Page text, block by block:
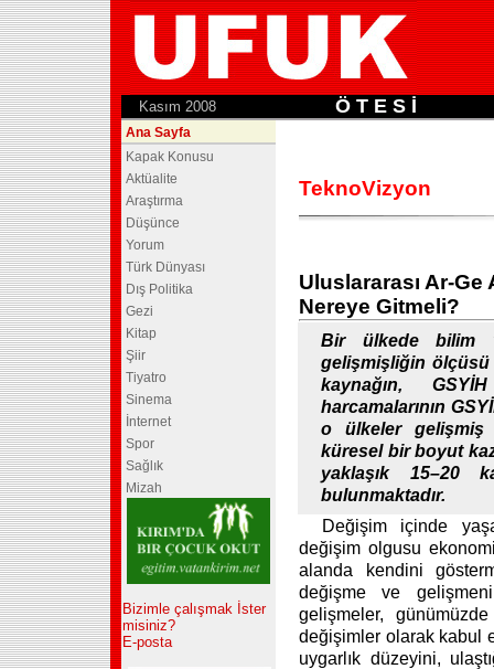
Kasım 2008 Ö T E S İ
Ana Sayfa
Kapak Konusu
Aktüalite
Araştırma
Düşünce
Yorum
Türk Dünyası
Dış Politika
Gezi
Kitap
Şiir
Tiyatro
Sinema
İnternet
Spor
Sağlık
Mizah
Bizimle çalışmak İster
misiniz?
E-posta
TeknoVizyon
Uluslararası Ar-
Nereye Gitmeli?
Bir ülkede bilim
gelişmişliğin ölçüsü
kaynağın,
harcamalarının
o ülkeler gelişmiş
küresel bir boyut
yaklaşık 15–20
bulunmaktadır.
Değişim içinde
değişim olgusu
alanda kendini
değişme ve
gelişmeler,
değişimler olarak kabul
uygarlık düzeyini,